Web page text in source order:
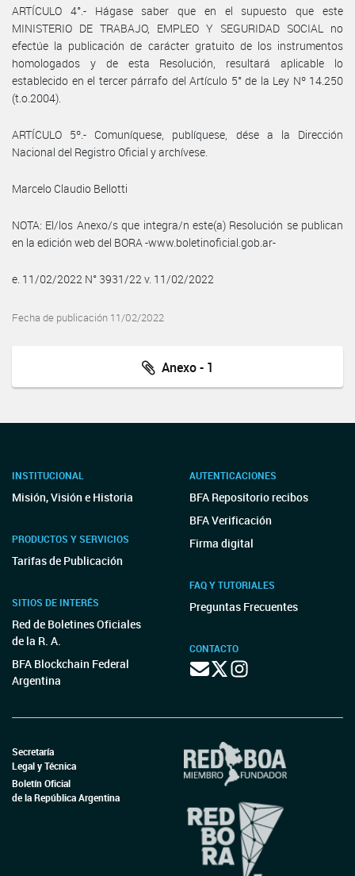
ARTÍCULO 4°.- Hágase saber que en el supuesto que este
MINISTERIO DE TRABAJO, EMPLEO Y SEGURIDAD SOCIAL no
efectúe la publicación de carácter gratuito de los instrumentos
homologados y de esta Resolución, resultará aplicable lo
establecido en el tercer párrafo del Artículo 5° de la Ley Nº 14.250
(t.o.2004).
ARTÍCULO 5º.- Comuníquese, publíquese, dése a la Dirección
Nacional del Registro Oficial y archívese.
Marcelo Claudio Bellotti
NOTA: El/los Anexo/s que integra/n este(a) Resolución se publican
en la edición web del BORA -www.boletinoficial.gob.ar-
e. 11/02/2022 N° 3931/22 v. 11/02/2022
Fecha de publicación 11/02/2022
Anexo - 1
INSTITUCIONAL
Misión, Visión e Historia
PRODUCTOS Y SERVICIOS
Tarifas de Publicación
SITIOS DE INTERÉS
Red de Boletines Oficiales
de la R. A.
BFA Blockchain Federal
Argentina
AUTENTICACIONES
BFA Repositorio recibos
BFA Verificación
Firma digital
FAQ Y TUTORIALES
Preguntas Frecuentes
CONTACTO
Secretaría
Legal y Técnica
Boletín Oficial
de la República Argentina